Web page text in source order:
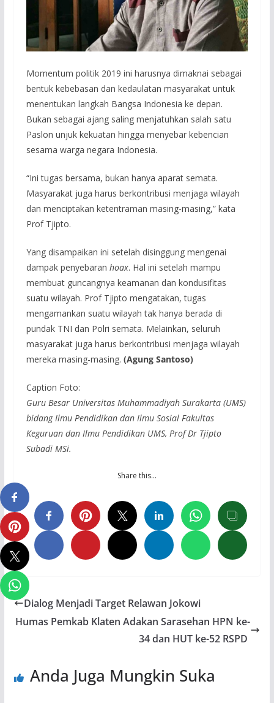
Momentum politik 2019 ini harusnya dimaknai sebagai
bentuk kebebasan dan kedaulatan masyarakat untuk
menentukan langkah Bangsa Indonesia ke depan.
Bukan sebagai ajang saling menjatuhkan salah satu
Paslon unjuk kekuatan hingga menyebar kebencian
sesama warga negara Indonesia.
“Ini tugas bersama, bukan hanya aparat semata.
Masyarakat juga harus berkontribusi menjaga wilayah
dan menciptakan ketentraman masing-masing,” kata
Prof Tjipto.
Yang disampaikan ini setelah disinggung mengenai
dampak penyebaran hoax. Hal ini setelah mampu
membuat guncangnya keamanan dan kondusifitas
suatu wilayah. Prof Tjipto mengatakan, tugas
mengamankan suatu wilayah tak hanya berada di
pundak TNI dan Polri semata. Melainkan, seluruh
masyarakat juga harus berkontribusi menjaga wilayah
mereka masing-masing. (Agung Santoso)
Caption Foto:
Guru Besar Universitas Muhammadiyah Surakarta (UMS)
bidang Ilmu Pendidikan dan Ilmu Sosial Fakultas
Keguruan dan Ilmu Pendidikan UMS, Prof Dr Tjipto
Subadi MSi.
Share this…
Dialog Menjadi Target Relawan Jokowi
Humas Pemkab Klaten Adakan Sarasehan HPN ke-
34 dan HUT ke-52 RSPD
Anda Juga Mungkin Suka